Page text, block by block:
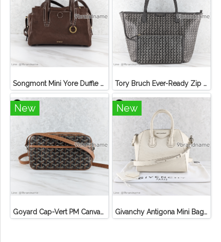
Songmont Mini Yore Duffle Bag Sandal Tory Bruch Ever-Ready Zip Tote Winter Zinc Canvas
New
Goyard Cap-Vert PM Canvas Black Tan
New
Givanchy Antigona Mini Bag Off White SHW Goat Leather